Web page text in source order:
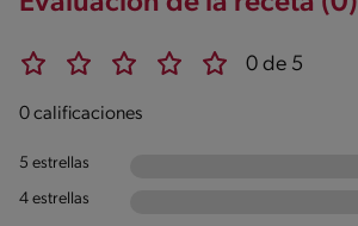
0 de 5
0 calificaciones
5 estrellas
4 estrellas